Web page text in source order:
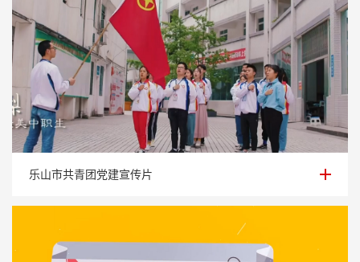
乐山市共青团党建宣传片
乐山市共青团党建宣传片